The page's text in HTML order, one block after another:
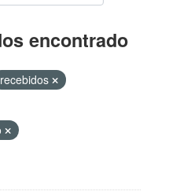
encontrado
recebidos